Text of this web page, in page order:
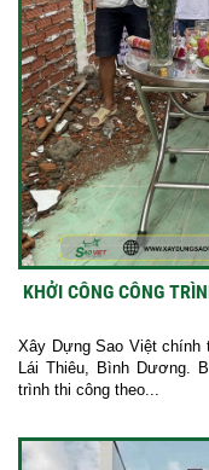
KHỞI CÔNG CÔNG
Xây Dựng Sao Việt
Lái Thiêu, Bình Dương.
trình thi công theo...